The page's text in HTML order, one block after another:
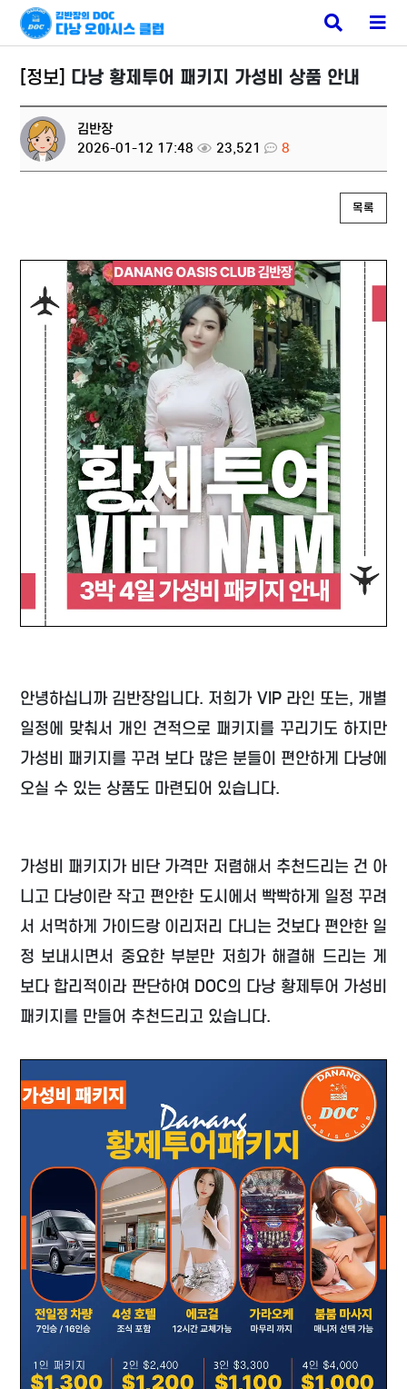
검
색
튼
메
뉴
다낭 밤문화
[정보] 다낭 황제투어 패키지 가성비 상품 안내
김반장
2026-01-12 17:48
23,521 8
목록
안녕하십니까 김반장입니다. 저희가 VIP 라인 또는, 개별
일정에 맞춰서 개인 견적으로 패키지를 꾸리기도 하지만
가성비 패키지를 꾸려 보다 많은 분들이 편안하게 다낭에
오실 수 있는 상품도 마련되어 있습니다.
가성비 패키지가 비단 가격만 저렴해서 추천드리는 건 아
니고 다낭이란 작고 편안한 도시에서 빡빡하게 일정 꾸려
서 서먹하게 가이드랑 이리저리 다니는 것보다 편안한 일
정 보내시면서 중요한 부분만 저희가 해결해 드리는 게
보다 합리적이라 판단하여 DOC의 다낭 황제투어 가성비
패키지를 만들어 추천드리고 있습니다.